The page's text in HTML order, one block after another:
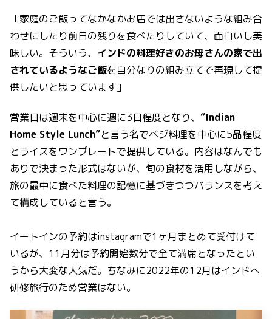
「家庭のご飯ってなかなかお店では出さないような組み合
わせにしたり前日の残りを食べたりしていて、面白いし美
味しい。そういう、 インドの料理好きのお母さんの家で出
されているようなご飯を自分なりの組み立てで再現して提
供したいと思っています」
営業日は週末を中心に週に3日程度となり、 “Indian
Home Style Lunch”と言う名でベジ料理を中心に5品程度
とライスをワンプレートで提供している。内容はなんでも
ありで決まった形式はないが、旬の食材を活用しながら、
旅の最中に食べた料理の記憶に基づきつつバランスを考え
て構成していると言う。
イートインの予約はinstagramで1ヶ月まとめて受付けて
いるが、11月分は予約開始数分で全て満席となったとい
うから大変な人気だ。ちなみに2022年の12月はインドへ
研修旅行のため営業はない。